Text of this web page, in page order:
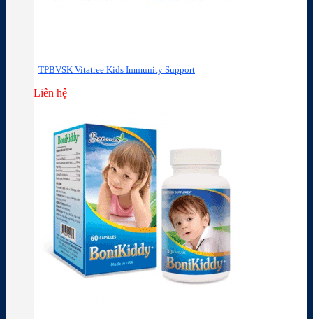
TPBVSK Vitatree Kids Immunity Support
Liên hệ